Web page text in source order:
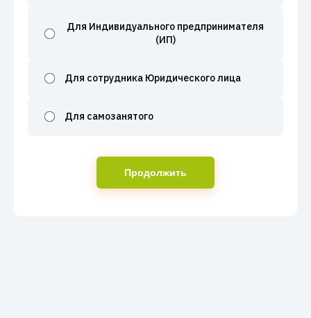
Для Индивидуального предпринимателя
(ИП)
Для сотрудника Юридического лица
Для самозанятого
Продолжить